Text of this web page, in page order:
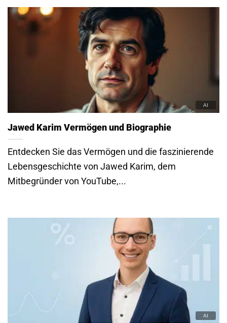
Jawed Karim Vermögen und Biographie
Entdecken Sie das Vermögen und die faszinierende
Lebensgeschichte von Jawed Karim, dem
Mitbegründer von YouTube,...